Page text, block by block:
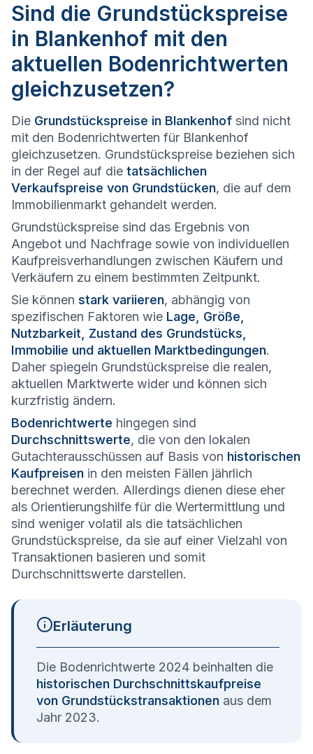
Sind die Grundstückspreise
in Blankenhof mit den
aktuellen Bodenrichtwerten
gleichzusetzen?
Die Grundstückspreise in Blankenhof sind nicht
mit den Bodenrichtwerten für Blankenhof
gleichzusetzen. Grundstückspreise beziehen sich
in der Regel auf die tatsächlichen
Verkaufspreise von Grundstücken, die auf dem
Immobilienmarkt gehandelt werden.
Grundstückspreise sind das Ergebnis von
Angebot und Nachfrage sowie von individuellen
Kaufpreisverhandlungen zwischen Käufern und
Verkäufern zu einem bestimmten Zeitpunkt.
Sie können stark variieren, abhängig von
spezifischen Faktoren wie Lage, Größe,
Nutzbarkeit, Zustand des Grundstücks,
Immobilie und aktuellen Marktbedingungen.
Daher spiegeln Grundstückspreise die realen,
aktuellen Marktwerte wider und können sich
kurzfristig ändern.
Bodenrichtwerte hingegen sind
Durchschnittswerte, die von den lokalen
Gutachterausschüssen auf Basis von historischen
Kaufpreisen in den meisten Fällen jährlich
berechnet werden. Allerdings dienen diese eher
als Orientierungshilfe für die Wertermittlung und
sind weniger volatil als die tatsächlichen
Grundstückspreise, da sie auf einer Vielzahl von
Transaktionen basieren und somit
Durchschnittswerte darstellen.
Erläuterung
Die Bodenrichtwerte 2024 beinhalten die
historischen Durchschnittskaufpreise
von Grundstückstransaktionen aus dem
Jahr 2023.